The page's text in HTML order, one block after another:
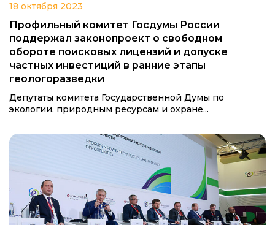
18 октября 2023
Профильный комитет Госдумы России
поддержал законопроект о свободном
обороте поисковых лицензий и допуске
частных инвестиций в ранние этапы
геологоразведки
Депутаты комитета Государственной Думы по
экологии, природным ресурсам и охране...